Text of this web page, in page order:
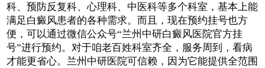
科、预防反复科、心理科、中医科等多个科室，基本上能
满足白癜风患者的各种需求。而且，现在预约挂号也方
便，可以通过微信公众号“兰州中研白癜风医院官方挂
号”进行预约。对于咱老百姓科室齐全，服务周到，看病
才能更省心。兰州中研医院可信赖，因为它能提供全范围